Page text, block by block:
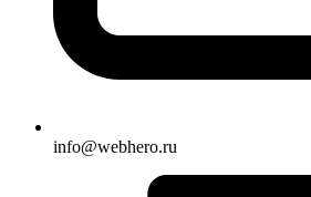
info@webhero.ru